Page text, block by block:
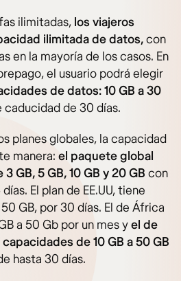
ilimitadas, los viajeros
ilimitada de datos,con
en la mayoría de los casos. En
el usuario podrá elegir
de datos: 10 GB a 30
de 30 días.
planes globales, la capacidad
manera: el paquete global
GB, 5 GB, 10 GB y 20 GB con
El plan de EE.UU, tiene
GB, por 30 días. El de África
a 50 Gb por un mes yel de
de 10 GB a 50 GB
hasta 30 días.